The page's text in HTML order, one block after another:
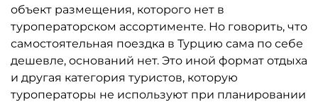
объект размещения, которого нет в
туроператорском ассортименте. Но говорить, что
самостоятельная поездка в Турцию сама по себе
дешевле, оснований нет. Это иной формат отдыха
и другая категория туристов, которую
туроператоры не используют при планировании